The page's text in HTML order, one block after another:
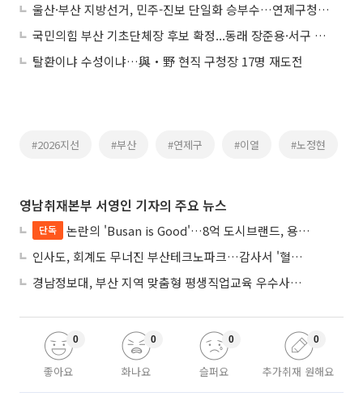
울산·부산 지방선거, 민주-진보 단일화 승부수…연제구청장 선거 재편
국민의힘 부산 기초단체장 후보 확정...동래 장준용·서구 공한수 등 현 구청장 확정
탈환이냐 수성이냐…與‧野 현직 구청장 17명 재도전
#2026지선 #부산 #연제구 #이열 #노정현
영남취재본부 서영인 기자의 주요 뉴스
단독
논란의 'Busan is Good'…8억 도시브랜드, 용산 대통령실 CI 업체가 수행
인사도, 회계도 무너진 부산테크노파크…감사서 '혈세 유용·인사 뒤집기' 적발
경남정보대, 부산 지역 맞춤형 평생직업교육 우수사례로 혁신 주도
좋아요
0
화나요
0
슬퍼요
0
추가취재 원해요
0